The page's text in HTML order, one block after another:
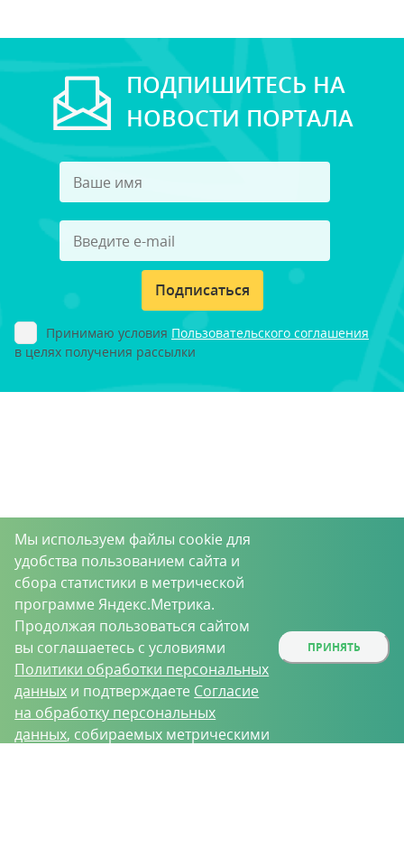
ПОДПИШИТЕСЬ НА
НОВОСТИ ПОРТАЛА
Подписаться
Принимаю условия Пользовательского соглашения
в целях получения рассылки
Мы используем файлы cookie для
удобства пользованием сайта и
сбора статистики в метрической
программе Яндекс.Метрика.
Продолжая пользоваться сайтом
вы соглашаетесь с условиями
Политики обработки персональных
данных и подтверждаете Согласие
на обработку персональных
данных, собираемых метрическими
ПРИНЯТЬ